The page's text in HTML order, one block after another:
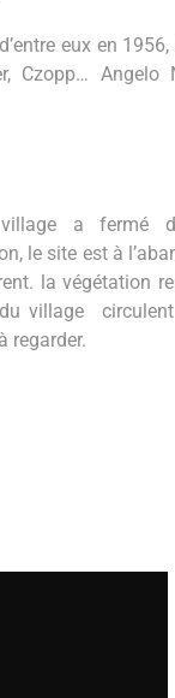
eux en
Czopp…
a fermé
le site est à
la végétation
village
regarder.